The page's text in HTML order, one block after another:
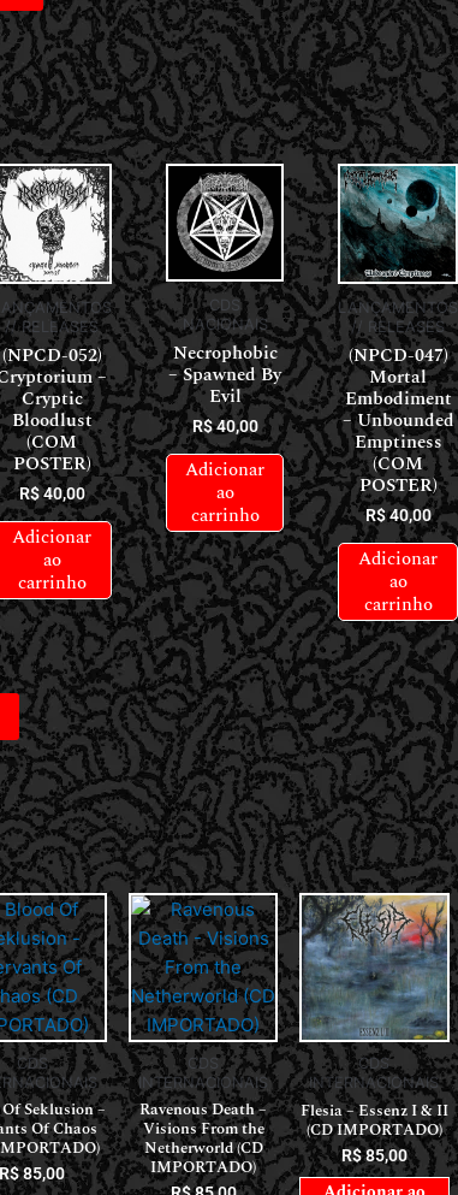
// RELEASES
(NPCD-052)
–
Cryptic
Bloodlust
(COM
POSTER)
R$40,00
Adicionar
ao
carrinho
CDS
NACIONAIS
Necrophobic
– Spawned By
Evil
R$40,00
Adicionar
ao
carrinho
LANÇAMENTOS
// RELEASES
(NPCD-047)
Mortal
Embodiment
– Unbounded
Emptiness
(COM
POSTER)
R$40,00
Adicionar
ao
carrinho
CDS
Seklusion –
Of Chaos
R$85,00
CDS
INTERNACIONAIS
Ravenous Death –
Visions From the
Netherworld (CD
IMPORTADO)
CDS
INTERNACIONAIS
Flesia – Essenz I & II
(CD IMPORTADO)
R$85,00